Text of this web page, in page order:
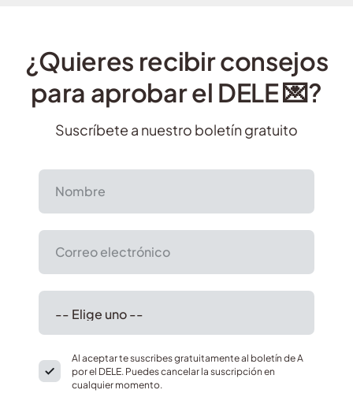
¿Quieres recibir consejos
para aprobar el DELE 💌?
Suscríbete a nuestro boletín gratuito
Al aceptar te suscribes gratuitamente al boletín de A
por el DELE. Puedes cancelar la suscripción en
cualquier momento.